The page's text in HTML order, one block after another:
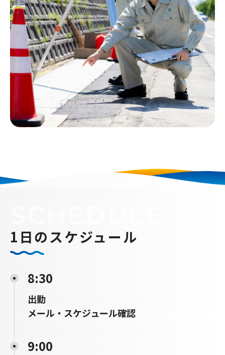
1日のスケジュール
8:30
出勤
メール・スケジュール確認
9:00